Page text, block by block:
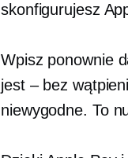
skonfigurujesz
Wpisz ponownie
jest – bez
niewygodne. To